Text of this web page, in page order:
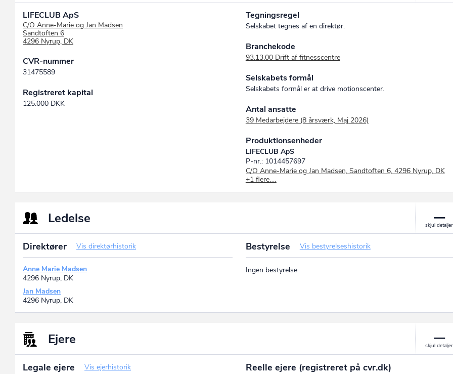
LIFECLUB ApS
C/O Anne-Marie og Jan Madsen
Sandtoften 6
4296 Nyrup, DK
CVR-nummer
31475589
Registreret kapital
125.000 DKK
Tegningsregel
Selskabet tegnes af en direktør.
Branchekode
93.13.00 Drift af fitnesscentre
Selskabets formål
Selskabets formål er at drive motionscenter.
Antal ansatte
39 Medarbejdere (8 årsværk, Maj 2026)
Produktionsenheder
LIFECLUB ApS
P-nr.: 1014457697
C/O Anne-Marie og Jan Madsen, Sandtoften 6, 4296 Nyrup, DK
LifeClub
P-nr.: 1021107286
+1 flere…
Ledelse
Direktører Vis direktørhistorik
Anne Marie Madsen
4296 Nyrup, DK
Jan Madsen
4296 Nyrup, DK
Bestyrelse Vis bestyrelseshistorik
Ingen bestyrelse
Ejere
Legale ejere Vis ejerhistorik Reelle ejere (registreret på cvr.dk)